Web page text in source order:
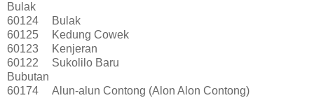
Bulak
60124
Bulak
60125
Kedung Cowek
60123
Kenjeran
60122
Sukolilo Baru
Bubutan
60174
Alun-alun Contong (Alon Alon Contong)